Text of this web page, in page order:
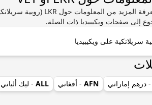
إلى صفحات ويكيبيديا ذات الصلة.
- درهم إماراتي AFN - أفغاني ALL - ليك ألباني